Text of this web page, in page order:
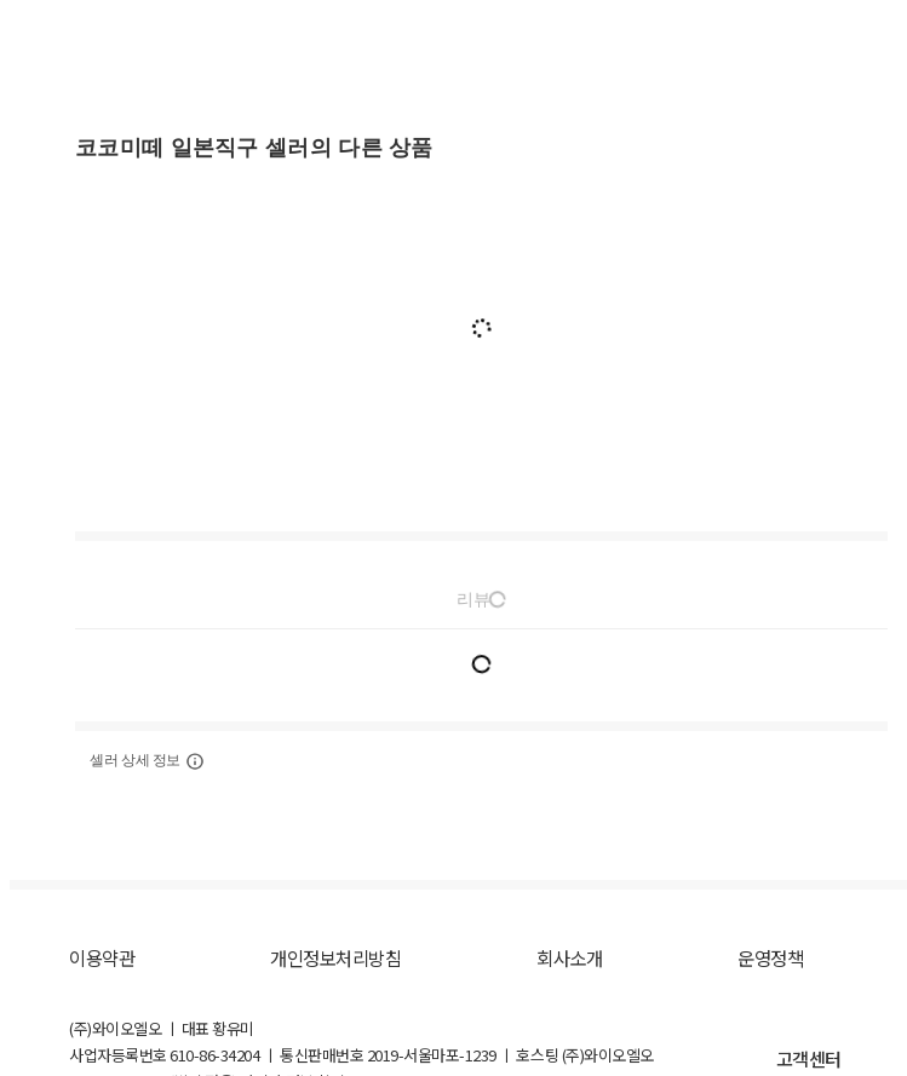
코코미떼 일본직구 셀러의 다른 상품
리뷰
셀러 상세 정보
이용약관 개인정보처리방침 회사소개 운영정책
(주)와이오엘오 ㅣ 대표 황유미
사업자등록번호610-86-34204ㅣ 통신판매번호 2019-서울마포-1239 ㅣ 호스팅 (주)와이오엘오
고객센터